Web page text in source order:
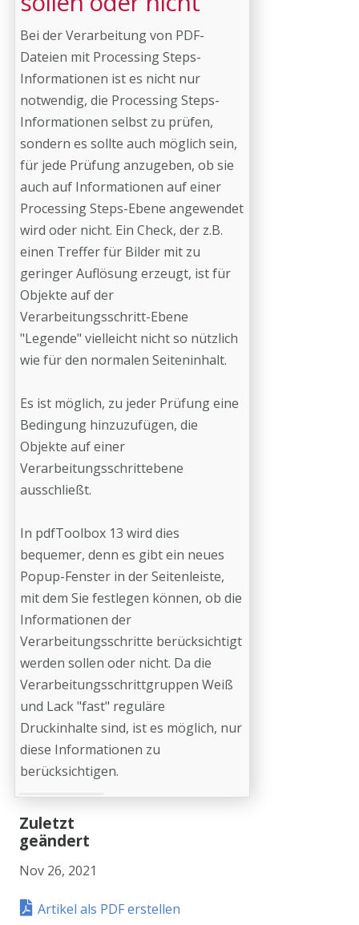
Bei der Verarbeitung von PDF-
Dateien mit Processing Steps-
Informationen ist es nicht nur
notwendig, die Processing Steps-
Informationen selbst zu prüfen,
sondern es sollte auch möglich sein,
für jede Prüfung anzugeben, ob sie
auch auf Informationen auf einer
Processing Steps-Ebene angewendet
wird oder nicht. Ein Check, der z.B.
einen Treffer für Bilder mit zu
geringer Auflösung erzeugt, ist für
Objekte auf der
Verarbeitungsschritt-Ebene
"Legende" vielleicht nicht so nützlich
wie für den normalen Seiteninhalt.
Es ist möglich, zu jeder Prüfung eine
Bedingung hinzuzufügen, die
Objekte auf einer
Verarbeitungsschrittebene
ausschließt.
In pdfToolbox 13 wird dies
bequemer, denn es gibt ein neues
Popup-Fenster in der Seitenleiste,
mit dem Sie festlegen können, ob die
Informationen der
Verarbeitungsschritte berücksichtigt
werden sollen oder nicht. Da die
Verarbeitungsschrittgruppen Weiß
und Lack "fast" reguläre
Druckinhalte sind, ist es möglich, nur
diese Informationen zu
berücksichtigen.
Zuletzt
geändert
Nov 26, 2021
Artikel als PDF erstellen